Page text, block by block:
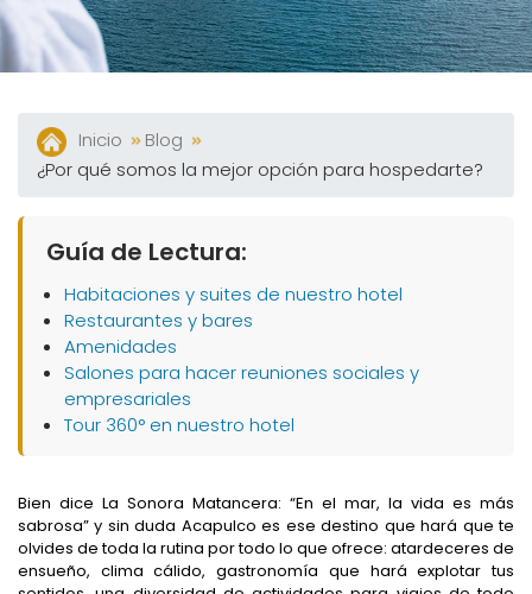
Preguntas
Frecuentes
Inicio
Blog
¿Por qué somos la mejor opción para hospedarte?
Guía de Lectura:
Habitaciones y suites de nuestro hotel
Restaurantes y bares
Amenidades
Salones para hacer reuniones sociales y
empresariales
Tour 360° en nuestro hotel
Bien dice La Sonora Matancera: “En el mar, la vida es más
sabrosa” y sin duda Acapulco es ese destino que hará que te
olvides de toda la rutina por todo lo que ofrece: atardeceres de
ensueño, clima cálido, gastronomía que hará explotar tus